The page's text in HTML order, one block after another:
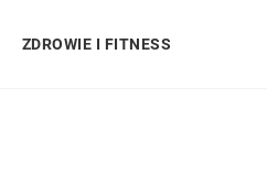
ZDROWIE I FITNESS